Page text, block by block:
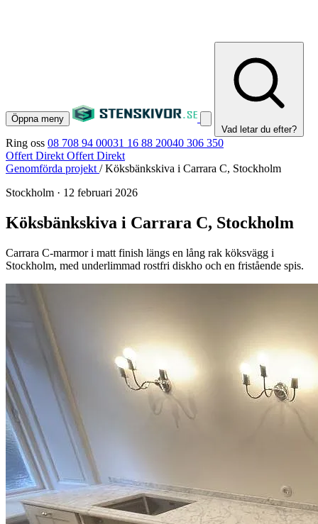
Öppna meny
Vad letar du efter?
Ring oss 08 708 94 00031 16 88 20040 306 350
Offert Direkt Offert Direkt
Genomförda projekt / Köksbänkskiva i Carrara C, Stockholm
Stockholm · 12 februari 2026
Köksbänkskiva i Carrara C, Stockholm
Carrara C-marmor i matt finish längs en lång rak köksvägg i
Stockholm, med underlimmad rostfri diskho och en fristående spis.